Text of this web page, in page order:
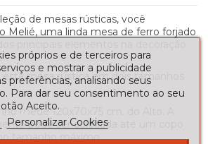
de mesas rústicas, você
Melié, uma linda mesa de ferro forjado
esta mesa rústica em dois tamanhos
mede 120x70x75 cm. do Alto. A
pode ser colocada até um copo
tamanho máximo.
próprios e de terceiros para
e mostrar a publicidade
preferências, analisando seus
Para dar seu consentimento ao seu
Aceito.
Personalizar Cookies